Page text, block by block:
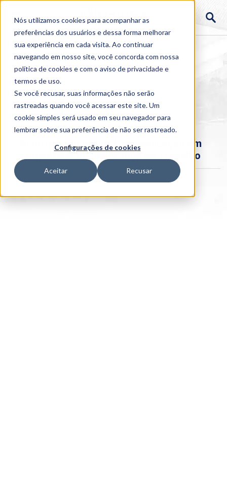
Nós utilizamos cookies para acompanhar as
preferências dos usuários e dessa forma melhorar
sua experiência em cada visita. Ao continuar
navegando em nosso site, você concorda com nossa
política de cookies e com o aviso deprivacidade e
termos de uso.
Se você recusar, suas informações não serão
rastreadas quando você acessar este site. Um
cookie simples será usado em seu navegador para
lembrar sobre sua preferência de não ser rastreado.
Configurações de cookies
Aceitar Recusar
Home > Institucional >Acontece
Acontece no curso: Especialização em
Engenharia de Segurança do Trabalho